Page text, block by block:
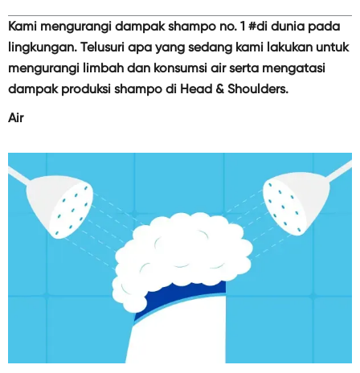
Kami mengurangi dampak shampo no. 1 #di dunia pada
lingkungan. Telusuri apa yang sedang kami lakukan untuk
mengurangi limbah dan konsumsi air serta mengatasi
dampak produksi shampo di Head & Shoulders.
Air